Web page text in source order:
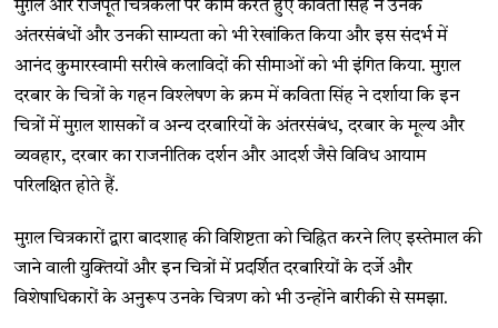
मुग़ल और राजपूत चित्रकला पर काम करते हुए कविता सिंह ने उनके
अंतरसंबंधों और उनकी साम्यता को भी रेखांकित किया और इस संदर्भ में
आनंद कुमारस्वामी सरीखे कलाविदों की सीमाओं को भी इंगित किया. मुग़ल
दरबार के चित्रों के गहन विश्लेषण के क्रम में कविता सिंह ने दर्शाया कि इन
चित्रों में मुग़ल शासकों व अन्य दरबारियों के अंतरसंबंध, दरबार के मूल्य और
व्यवहार, दरबार का राजनीतिक दर्शन और आदर्श जैसे विविध आयाम
परिलक्षित होते हैं.
मुग़ल चित्रकारों द्वारा बादशाह की विशिष्टता को चिह्नित करने लिए इस्तेमाल की
जाने वाली युक्तियों और इन चित्रों में प्रदर्शित दरबारियों के दर्जे और
विशेषाधिकारों के अनुरूप उनके चित्रण को भी उन्होंने बारीकी से समझा.